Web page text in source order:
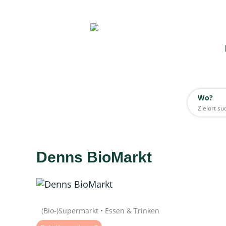
Wo?
Wo?
Daten werden geladen
Denns BioMarkt
(Bio-)Supermarkt • Essen & Trinken